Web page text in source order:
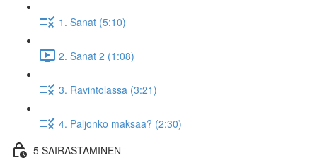
1. Sanat (5:10)
2. Sanat 2 (1:08)
3. Ravintolassa (3:21)
4. Paljonko maksaa? (2:30)
5 SAIRASTAMINEN